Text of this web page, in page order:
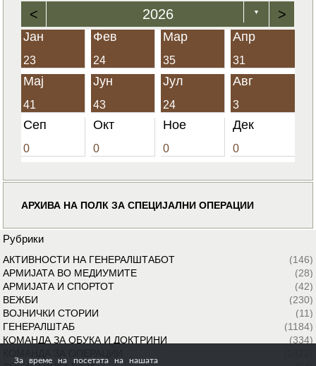
< 2026 ▼ >
Јан
23
Фев
24
Мар
35
Апр
31
Мај
41
Јун
43
Јул
24
Авг
3
Сеп
0
Окт
0
Ное
0
Дек
0
АРХИВА НА ПОЛК ЗА СПЕЦИЈАЛНИ ОПЕРАЦИИ
Рубрики
АКТИВНОСТИ НА ГЕНЕРАЛШТАБОТ
(146)
АРМИЈАТА ВО МЕДИУМИТЕ
(28)
АРМИЈАТА И СПОРТОТ
(42)
ВЕЖБИ
(230)
ВОЈНИЧКИ СТОРИИ
(11)
ГЕНЕРАЛШТАБ
(1184)
КОМАНДА ЗА ОБУКА И ДОКТРИНИ
(334)
За време на посетата на нашата